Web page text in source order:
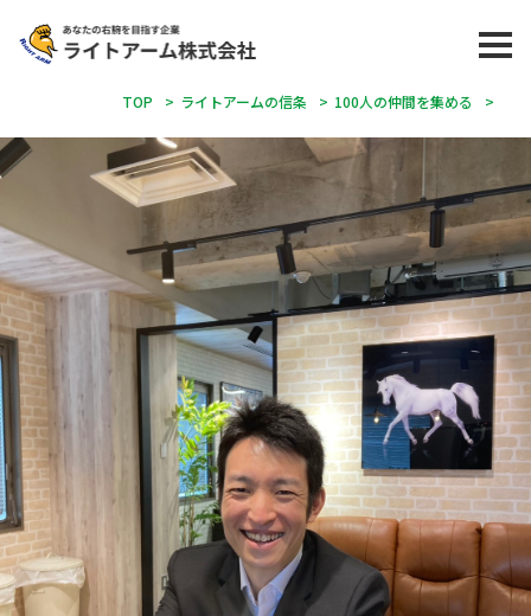
TOP > ライトアームの信条 > 100人の仲間を集める >